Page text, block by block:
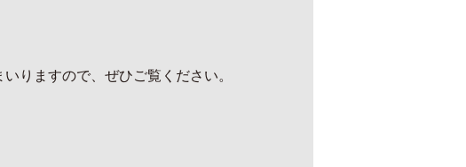
りますので、ぜひご覧ください。